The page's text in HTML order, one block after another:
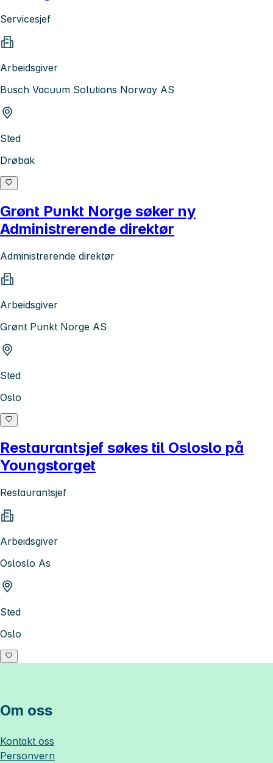
Servicesjef
Arbeidsgiver
Busch Vacuum Solutions Norway AS
Sted
Drøbak
Grønt Punkt Norge søker ny
Administrerende direktør
Administrerende direktør
Arbeidsgiver
Grønt Punkt Norge AS
Sted
Oslo
Restaurantsjef søkes til Osloslo på
Youngstorget
Restaurantsjef
Arbeidsgiver
Osloslo As
Sted
Oslo
Om oss
Kontakt oss
Personvern